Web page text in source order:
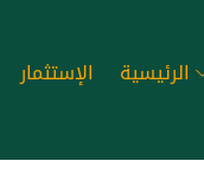
الإستثمار الرئيسية